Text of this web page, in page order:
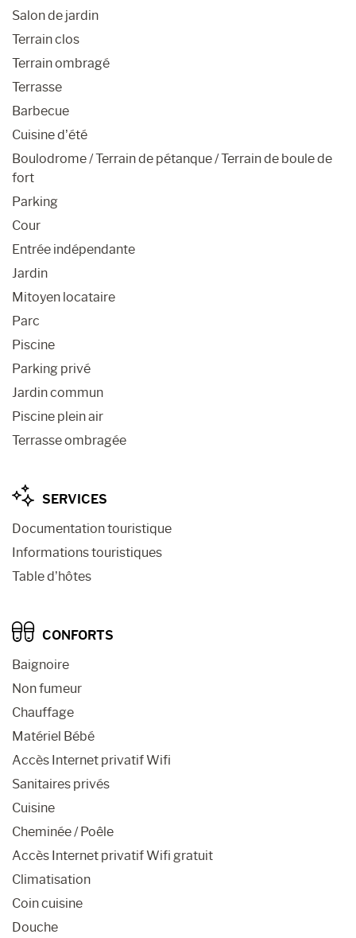
Salon de jardin
Terrain clos
Terrain ombragé
Terrasse
Barbecue
Cuisine d’été
Boulodrome / Terrain de pétanque / Terrain de boule de
fort
Parking
Cour
Entrée indépendante
Jardin
Mitoyen locataire
Parc
Piscine
Parking privé
Jardin commun
Piscine plein air
Terrasse ombragée
SERVICES
Documentation touristique
Informations touristiques
Table d’hôtes
CONFORTS
Baignoire
Non fumeur
Chauffage
Matériel Bébé
Accès Internet privatif Wifi
Sanitaires privés
Cuisine
Cheminée / Poêle
Accès Internet privatif Wifi gratuit
Climatisation
Coin cuisine
Douche